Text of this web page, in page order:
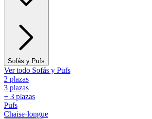
Sofás y Pufs
Ver todo Sofás y Pufs
2 plazas
3 plazas
+ 3 plazas
Pufs
Chaise-longue